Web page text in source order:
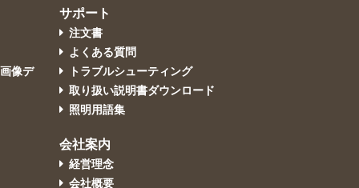
像デ
サポート
注文書
よくある質問
トラブルシューティング
取り扱い説明書ダウンロード
照明用語集
会社案内
経営理念
会社概要